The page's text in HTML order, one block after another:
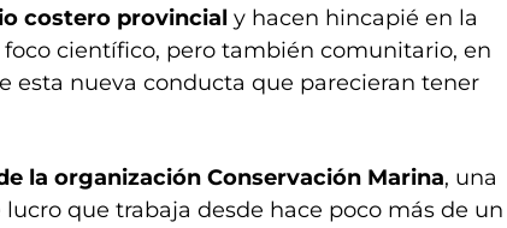
costero provincial y hacen hincapié en la
científico, pero también comunitario, en
esta nueva conducta que parecieran tener
la organización Conservación Marina, una
que trabaja desde hace poco más de un